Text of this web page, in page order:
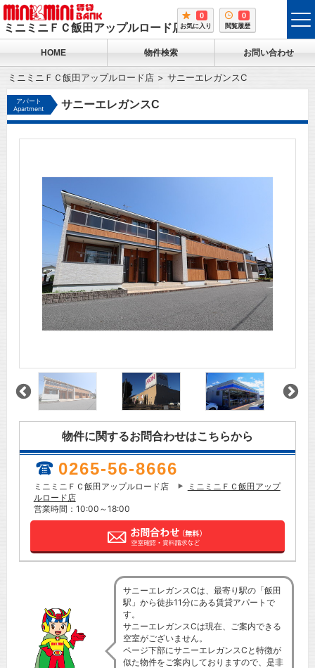
ミニミニＦＣ飯田アップルロード店
0
お気に入り
0
閲覧履歴
HOME 物件検索 お問い合わせ
ミニミニＦＣ飯田アップルロード店 サニーエレガンスC
アパート
Apartment
サニーエレガンスC
物件に関するお問合わせはこちらから
0265-56-8666
ミニミニＦＣ飯田アップルロード店
ミニミニＦＣ飯田アップ
ルロード店
営業時間：10:00～18:00
サニーエレガンスCは、最寄り駅の「飯田
駅」から徒歩11分にある賃貸アパートで
す。
サニーエレガンスCは現在、ご案内できる
空室がございません。
ページ下部にサニーエレガンスCと特徴が
似た物件をご案内しておりますので、是非